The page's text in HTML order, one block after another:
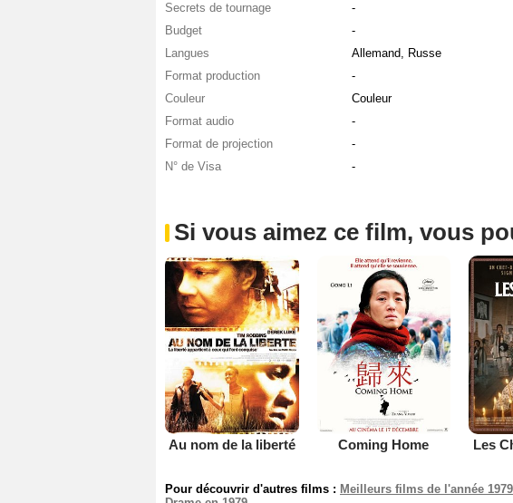
Secrets de tournage
-
Budget
-
Langues
Allemand, Russe
Format production
-
Couleur
Couleur
Format audio
-
Format de projection
-
N° de Visa
-
Si vous aimez ce film, vous
Au nom de la liberté Coming Home Les
Pour découvrir d'autres films : Meilleurs films de l'année 1979